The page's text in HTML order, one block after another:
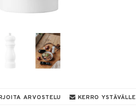
ARVOSTELU KERRO YSTÄVÄLLE